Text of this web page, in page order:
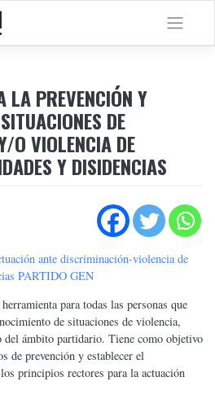
LA PREVENCIÓN Y
DE
O VIOLENCIA DE
Y DISIDENCIAS
ante discriminación-violencia de
PARTIDO GEN
para todas las personas que
de situaciones de violencia,
ámbito partidario. Tiene como objetivo
de prevención y establecer el
principios rectores para la actuación